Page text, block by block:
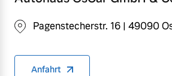
Pagenstecherstr. 16 | 49090
Anfahrt